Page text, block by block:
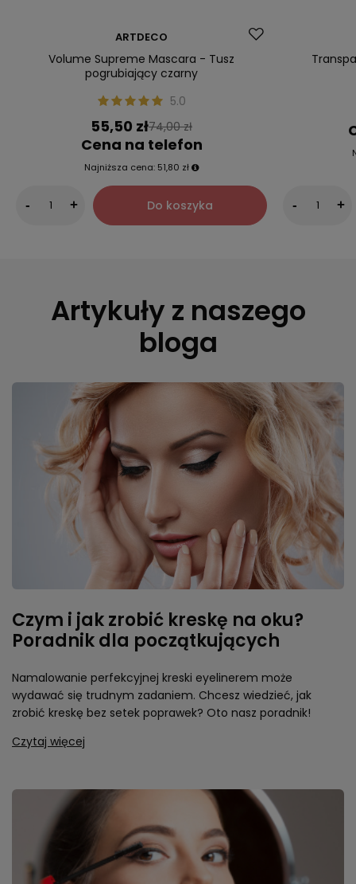
ARTDECO
Volume Supreme Mascara - Tusz
pogrubiający czarny
5.0
55,50 zł74,00 zł
Cena na telefon
Najniższa cena: 51,80 zł
- + Do koszyka - +
Artykuły z naszego
bloga
Czym i jak zrobić kreskę na oku?
Poradnik dla początkujących
Namalowanie perfekcyjnej kreski eyelinerem może
wydawać się trudnym zadaniem. Chcesz wiedzieć, jak
zrobić kreskę bez setek poprawek? Oto nasz poradnik!
Czytaj więcej